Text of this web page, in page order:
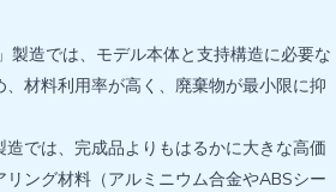
製造では、モデル本体と支持構造に必要な
材料利用率が高く、廃棄物が最小限に抑
造では、完成品よりもはるかに大きな高価
ング材料（アルミニウム合金やABSシー